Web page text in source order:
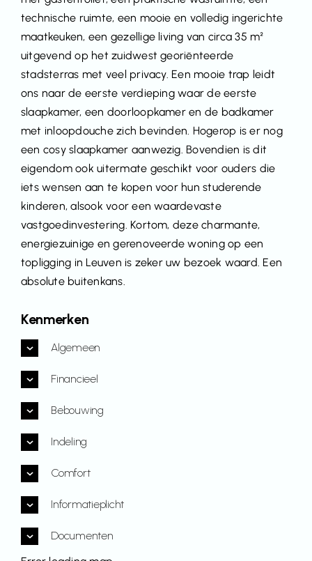
technische ruimte, een mooie en volledig ingerichte
maatkeuken, een gezellige living van circa 35 m²
uitgevend op het zuidwest georiënteerde
stadsterras met veel privacy. Een mooie trap leidt
ons naar de eerste verdieping waar de eerste
slaapkamer, een doorloopkamer en de badkamer
met inloopdouche zich bevinden. Hogerop is er nog
een cosy slaapkamer aanwezig. Bovendien is dit
eigendom ook uitermate geschikt voor ouders die
iets wensen aan te kopen voor hun studerende
kinderen, alsook voor een waardevaste
vastgoedinvestering. Kortom, deze charmante,
energiezuinige en gerenoveerde woning op een
topligging in Leuven is zeker uw bezoek waard. Een
absolute buitenkans.
Kenmerken
Algemeen
Financieel
Bebouwing
Indeling
Comfort
Informatieplicht
Documenten